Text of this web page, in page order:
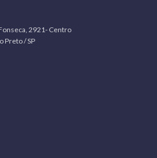
2921- Centro
Preto / SP